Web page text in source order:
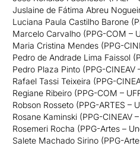
Juslaine de Fátima Abreu
Luciana Paula Castilho Barone
Marcelo Carvalho (PPG-COM –
Maria Cristina Mendes (PPG-
Pedro de Andrade Lima Faissol
Pedro Plaza Pinto (PPG-CINEAV
Rafael Tassi Teixeira (PPG-
Regiane Ribeiro (PPG-COM –
Robson Rosseto (PPG-ARTES –
Rosane Kaminski (PPG-CINEAV
Rosemeri Rocha (PPG-Artes –
Salete Machado Sirino (PPG-